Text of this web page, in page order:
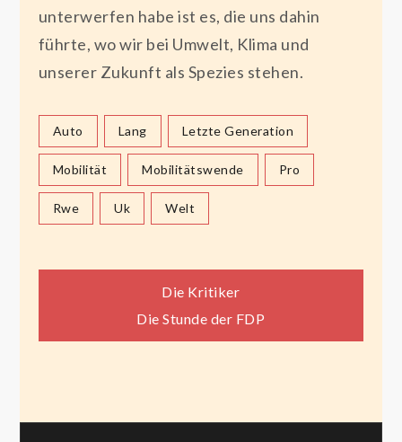
unterwerfen habe ist es, die uns dahin
führte, wo wir bei Umwelt, Klima und
unserer Zukunft als Spezies stehen.
Auto Lang Letzte Generation
Mobilität Mobilitätswende Pro
Rwe Uk Welt
Beitragsnavigation
Die Kritiker
Die Stunde der FDP